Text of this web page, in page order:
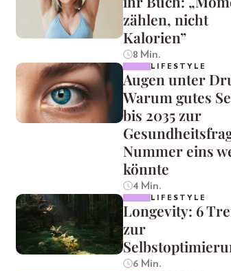
zählen, nicht
Kalorien”
8 Min.
LIFESTYLE
Augen unter
Warum gutes
bis 2035 zur
Nummer eins
könnte
4 Min.
LIFESTYLE
Longevity: 6
zur
6 Min.